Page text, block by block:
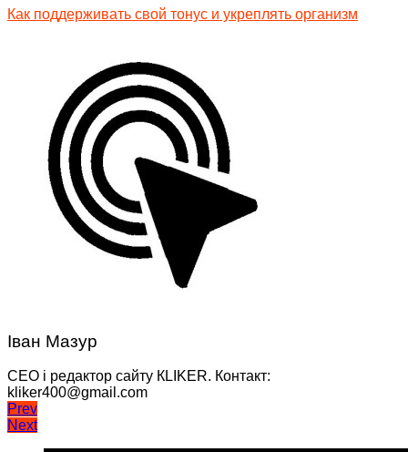
Как поддерживать свой тонус и укреплять организм
Іван Мазур
CEO і редактор сайту КLIKER. Контакт:
kliker400@gmail.com
Навігація
записів
Prev
Next